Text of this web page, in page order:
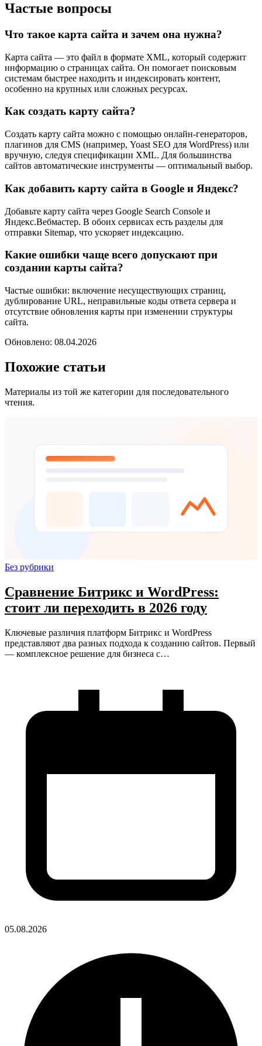
Частые вопросы
Что такое карта сайта и зачем она нужна?
Карта сайта — это файл в формате XML, который содержит
информацию о страницах сайта. Он помогает поисковым
системам быстрее находить и индексировать контент,
особенно на крупных или сложных ресурсах.
Как создать карту сайта?
Создать карту сайта можно с помощью онлайн-генераторов,
плагинов для CMS (например, Yoast SEO для WordPress) или
вручную, следуя спецификации XML. Для большинства
сайтов автоматические инструменты — оптимальный выбор.
Как добавить карту сайта в Google и Яндекс?
Добавьте карту сайта через Google Search Console и
Яндекс.Вебмастер. В обоих сервисах есть разделы для
отправки Sitemap, что ускоряет индексацию.
Какие ошибки чаще всего допускают при
создании карты сайта?
Частые ошибки: включение несуществующих страниц,
дублирование URL, неправильные коды ответа сервера и
отсутствие обновления карты при изменении структуры
сайта.
Обновлено: 08.04.2026
Похожие статьи
Материалы из той же категории для последовательного
чтения.
Без рубрики
Сравнение Битрикс и WordPress:
стоит ли переходить в 2026 году
Ключевые различия платформ Битрикс и WordPress
представляют два разных подхода к созданию сайтов. Первый
— комплексное решение для бизнеса с…
05.08.2026